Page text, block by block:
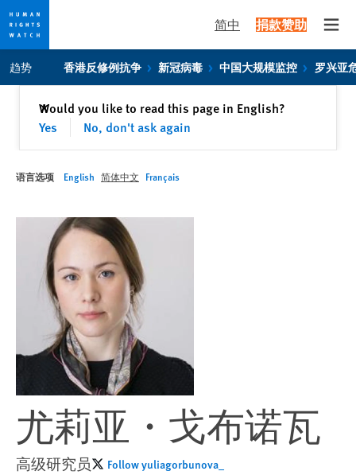
Skip
to
privacy
Skip
to
content
简中 捐款赞助
趋势 香港反修例抗争 新冠病毒 中国大规模监控 罗兴亚
Would you like to read this page in English?
Yes
No, don't ask again
✕关闭
语言选项 English 简体中文 Français
尤莉亚・戈布诺瓦
高级研究员 Follow yuliagorbunova_